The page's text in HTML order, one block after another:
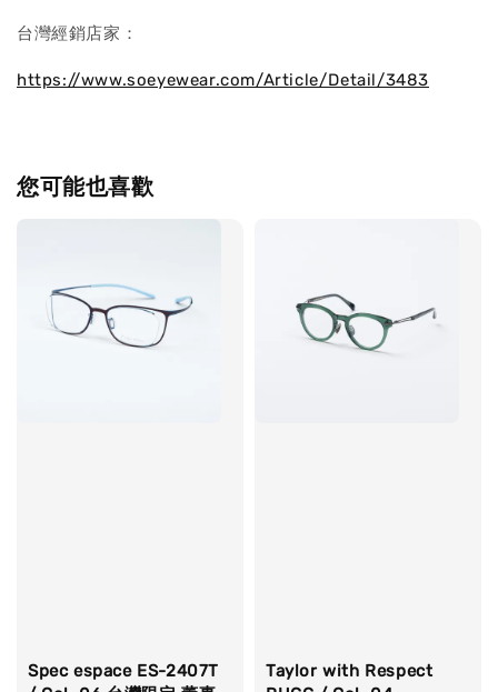
台灣經銷店家：
https://www.soeyewear.com/Article/Detail/3483
您可能也喜歡
Spec espace ES-2407T
Taylor with Respect